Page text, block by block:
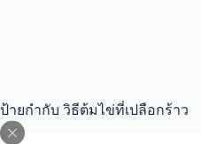
ป้ายกำกับ วิธีต้มไข่ที่เปลือกร้าว